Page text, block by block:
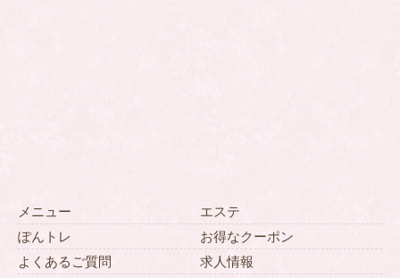
メニュー
エステ
ぽんトレ
お得なクーポン
よくあるご質問
求人情報